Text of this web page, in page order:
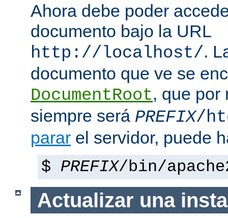
Ahora debe poder
documento bajo la URL
http://localhost/.
documento que ve se
DocumentRoot, que por
siempre será PREFIX/
parar el servidor, puede
$ PREFIX/bin/
Actualizar una